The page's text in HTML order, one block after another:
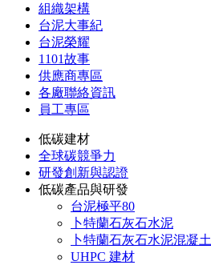
組織架構
台泥大事紀
台泥榮耀
1101故事
供應商專區
各廠聯絡資訊
員工專區
低碳建材
全球碳競爭力
研發創新與認證
低碳產品與研發
台泥極平80
卜特蘭石灰石水泥
卜特蘭石灰石水泥混凝土
UHPC 建材